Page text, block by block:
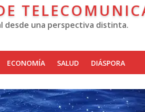
desde una perspectiva distinta.
ECONOMÍA SALUD DIÁSPORA